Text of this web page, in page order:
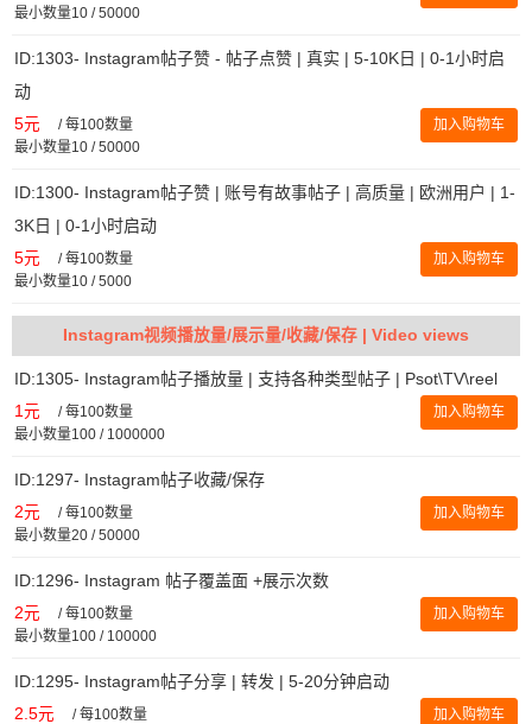
最小数量10 / 50000
ID:1303- Instagram帖子赞 - 帖子点赞 | 真实 | 5-10K日 | 0-1小时启
动
5元 /每100数量
最小数量10 / 50000
加入购物车
ID:1300- Instagram帖子赞 | 账号有故事帖子 | 高质量 | 欧洲用户 | 1-
3K日 | 0-1小时启动
5元 /每100数量
最小数量10 / 5000
加入购物车
Instagram视频播放量/展示量/收藏/保存 | Video views
ID:1305- Instagram帖子播放量 | 支持各种类型帖子 | Psot\TV\reel
1元 /每100数量
最小数量100 / 1000000
加入购物车
ID:1297- Instagram帖子收藏/保存
2元 /每100数量
最小数量20 / 50000
加入购物车
ID:1296- Instagram 帖子覆盖面 +展示次数
2元 /每100数量
最小数量100 / 100000
加入购物车
ID:1295- Instagram帖子分享 | 转发 | 5-20分钟启动
2.5元 /每100数量
加入购物车